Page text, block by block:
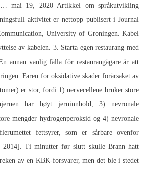
mai 19, 2020 Artikkel om språkutvikling
aktivitet er nettopp publisert i Journal
University of Groningen. Kabel
av kabelen. 3. Starta egen restaurang med
annan vanlig fälla för restaurangägare är att
Faren for oksidative skader forårsaket av
er stor, fordi 1) nervecellene bruker store
har høyt jerninnhold, 3) nevronale
mengder hydrogenperoksid og 4) nevronale
fettsyrer, som er sårbare ovenfor
2014]. Ti minutter før slutt skulle Brann hatt
av en KBK-forsvarer, men det ble i stedet